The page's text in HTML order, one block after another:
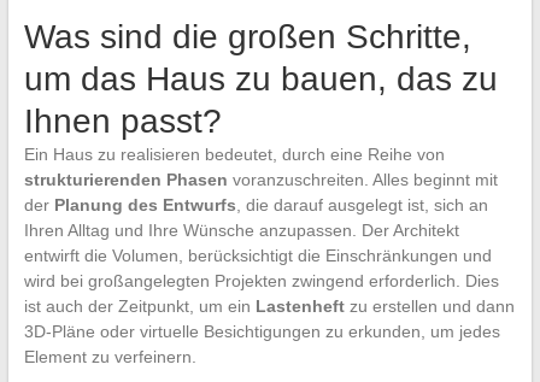
Was sind die großen Schritte,
um das Haus zu bauen, das zu
Ihnen passt?
Ein Haus zu realisieren bedeutet, durch eine Reihe von
strukturierenden Phasen voranzuschreiten. Alles beginnt mit
der Planung des Entwurfs , die darauf ausgelegt ist, sich an
Ihren Alltag und Ihre Wünsche anzupassen. Der Architekt
entwirft die Volumen, berücksichtigt die Einschränkungen und
wird bei großangelegten Projekten zwingend erforderlich. Dies
ist auch der Zeitpunkt, um ein Lastenheftzu erstellen und dann
3D-Pläne oder virtuelle Besichtigungen zu erkunden, um jedes
Element zu verfeinern.